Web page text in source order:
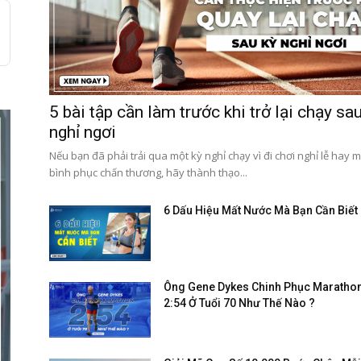
5 bài tập cần làm trước khi trở lại chạy
nghỉ ngơi
Nếu bạn đã phải trải qua một kỳ nghỉ chạy vì đi chơi nghỉ lễ hay
bình phục chấn thương, hãy thành thạo...
6 Dấu Hiệu Mất Nước Mà Bạn Cần Biết
Ông Gene Dykes Chinh Phục
2:54 Ở Tuổi 70 Như Thế Nào ?